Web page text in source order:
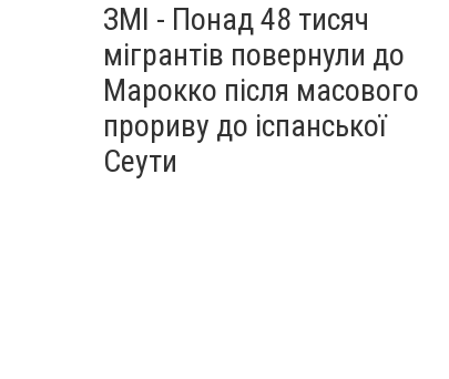
ЗМІ - Понад 48 тисяч
мігрантів повернули до
Марокко після масового
прориву до іспанської
Сеути